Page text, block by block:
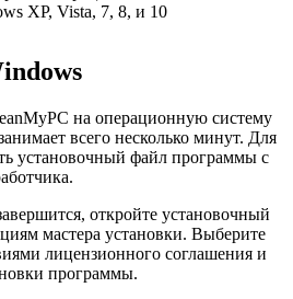
XP, Vista, 7, 8, и 10
на операционную систему
всего несколько минут. Для
установочный файл программы с
откройте установочный
мастера установки. Выберите
лицензионного соглашения и
программы.